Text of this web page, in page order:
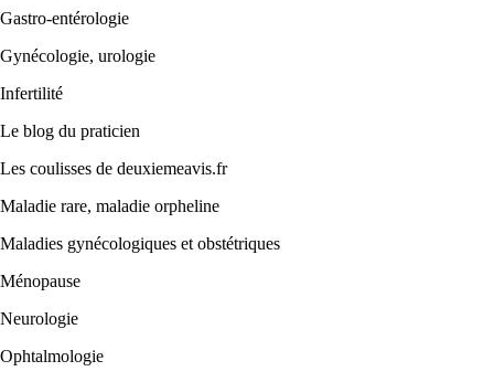
Gastro-entérologie
Gynécologie, urologie
Infertilité
Le blog du praticien
Les coulisses de deuxiemeavis.fr
Maladie rare, maladie orpheline
Maladies gynécologiques et obstétriques
Ménopause
Neurologie
Ophtalmologie